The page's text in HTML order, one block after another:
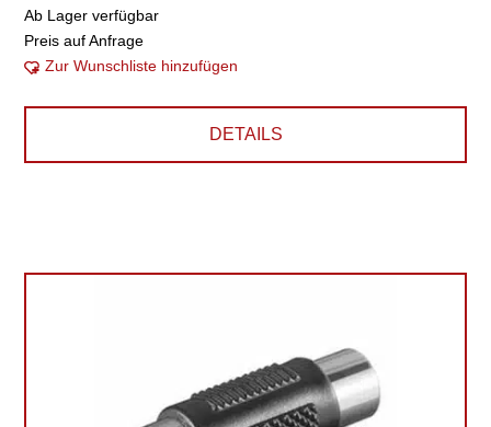
Ab Lager verfügbar
Preis auf Anfrage
Zur Wunschliste hinzufügen
DETAILS